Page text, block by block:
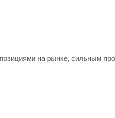
на рынке, сильным